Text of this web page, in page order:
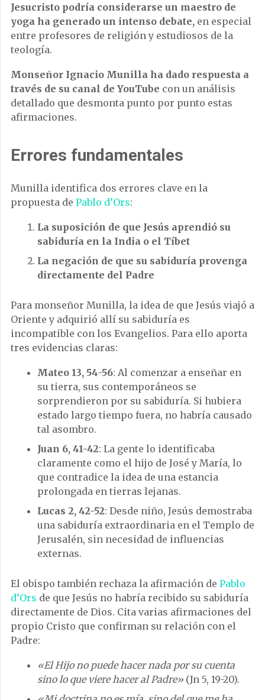
Jesucristo podría considerarse un maestro de
yoga ha generado un intenso debate, en especial
entre profesores de religión y estudiosos de la
teología.
Monseñor Ignacio Munilla ha dado respuesta a
través de su canal de YouTube con un análisis
detallado que desmonta punto por punto estas
afirmaciones.
Errores fundamentales
Munilla identifica dos errores clave en la
propuesta de Pablo d’Ors:
La suposición de que Jesús aprendió su
sabiduría en la India o el Tíbet
La negación de que su sabiduría provenga
directamente del Padre
Para monseñor Munilla, la idea de que Jesús viajó a
Oriente y adquirió allí su sabiduría es
incompatible con los Evangelios. Para ello aporta
tres evidencias claras:
Mateo 13, 54-56: Al comenzar a enseñar en
su tierra, sus contemporáneos se
sorprendieron por su sabiduría. Si hubiera
estado largo tiempo fuera, no habría causado
tal asombro.
Juan 6, 41-42: La gente lo identificaba
claramente como el hijo de José y María, lo
que contradice la idea de una estancia
prolongada en tierras lejanas.
Lucas 2, 42-52: Desde niño, Jesús demostraba
una sabiduría extraordinaria en el Templo de
Jerusalén, sin necesidad de influencias
externas.
El obispo también rechaza la afirmación de Pablo
d’Ors de que Jesús no habría recibido su sabiduría
directamente de Dios. Cita varias afirmaciones del
propio Cristo que confirman su relación con el
Padre:
«El Hijo no puede hacer nada por su cuenta
sino lo que viere hacer al Padre» (Jn 5, 19-20).